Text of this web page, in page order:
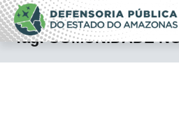
Pular
para
o
conteúdo
Defensoria Pública
Amazonas
Tag:COMUNIDADE